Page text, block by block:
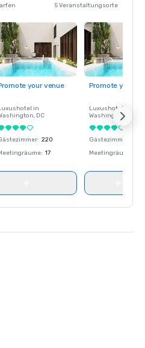
5 Veranstaltungsorte
your venue
in
, DC
: 220
: 17
Promote your
Luxushotel in
Washington
Gästezimmer
Meetingräume